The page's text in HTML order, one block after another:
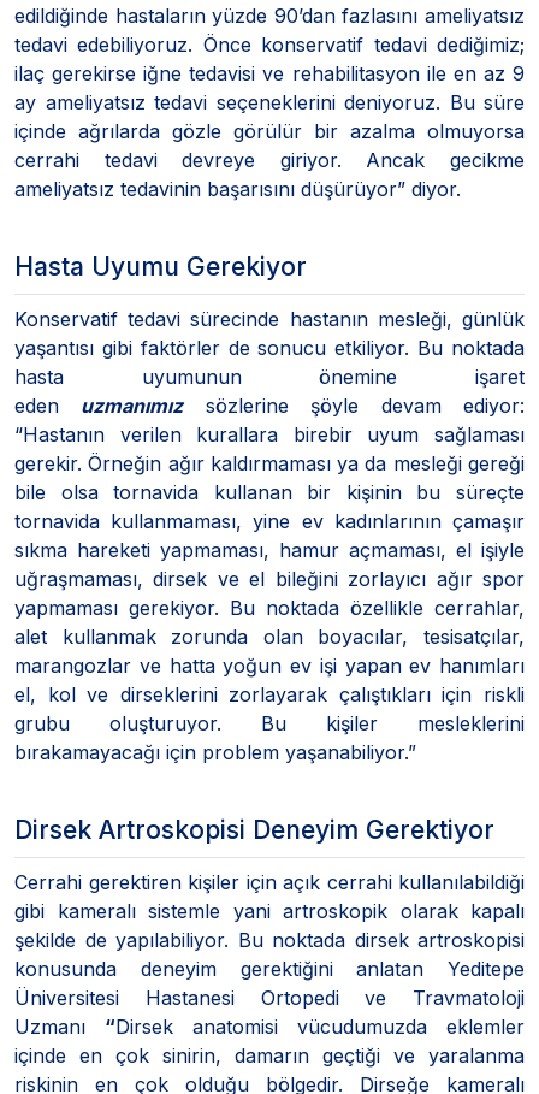
edildiğinde hastaların yüzde 90’dan fazlasını ameliyatsız
tedavi edebiliyoruz. Önce konservatif tedavi dediğimiz;
ilaç gerekirse iğne tedavisi ve rehabilitasyon ile en az 9
ay ameliyatsız tedavi seçeneklerini deniyoruz. Bu süre
içinde ağrılarda gözle görülür bir azalma olmuyorsa
cerrahi tedavi devreye giriyor. Ancak gecikme
ameliyatsız tedavinin başarısını düşürüyor” diyor.
Hasta Uyumu Gerekiyor
Konservatif tedavi sürecinde hastanın mesleği, günlük
yaşantısı gibi faktörler de sonucu etkiliyor. Bu noktada
hasta uyumunun önemine işaret
eden uzmanımızsözlerine şöyle devam ediyor:
“Hastanın verilen kurallara birebir uyum sağlaması
gerekir. Örneğin ağır kaldırmaması ya da mesleği gereği
bile olsa tornavida kullanan bir kişinin bu süreçte
tornavida kullanmaması, yine ev kadınlarının çamaşır
sıkma hareketi yapmaması, hamur açmaması, el işiyle
uğraşmaması, dirsek ve el bileğini zorlayıcı ağır spor
yapmaması gerekiyor. Bu noktada özellikle cerrahlar,
alet kullanmak zorunda olan boyacılar, tesisatçılar,
marangozlar ve hatta yoğun ev işi yapan ev hanımları
el, kol ve dirseklerini zorlayarak çalıştıkları için riskli
grubu oluşturuyor. Bu kişiler mesleklerini
bırakamayacağı için problem yaşanabiliyor.”
Dirsek Artroskopisi Deneyim Gerektiyor
Cerrahi gerektiren kişiler için açık cerrahi kullanılabildiği
gibi kameralı sistemle yani artroskopik olarak kapalı
şekilde de yapılabiliyor. Bu noktada dirsek artroskopisi
konusunda deneyim gerektiğini anlatan Yeditepe
Üniversitesi Hastanesi Ortopedi ve Travmatoloji
Uzmanı “Dirsek anatomisi vücudumuzda eklemler
içinde en çok sinirin, damarın geçtiği ve yaralanma
riskinin en çok olduğu bölgedir. Dirseğe kameralı